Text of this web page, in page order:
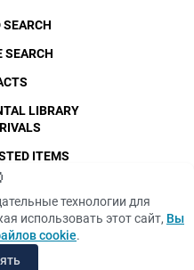
2026
Data
are
the
individuals
policy
SEARCH
SEARCH
LIBRARY
ITEMS
технологии для
использовать этот сайт, Вы
cookie.